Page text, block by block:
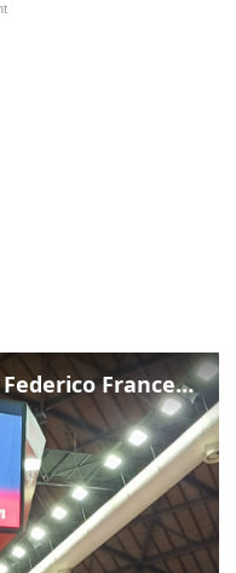
I messaggi di affetto per Federico Franceschin: così il mondo del basket gli è stato accanto fino all’ultimo